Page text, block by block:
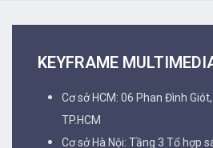
KEYFRAME
Cơ sở HCM: 06 Phan Đình
TP.HCM
Cơ sở Hà Nội: Tầng 3 Tổ hợp